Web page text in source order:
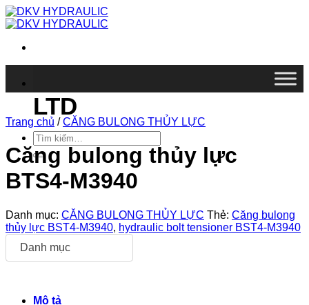
Chuyển
đến
dung
LTD
Tìm
kiếm:
Trang chủ / CĂNG BULONG THỦY LỰC
Căng bulong thủy lực
BTS4-M3940
Danh mục: CĂNG BULONG THỦY LỰC Thẻ: Căng bulong
thủy lực BST4-M3940, hydraulic bolt tensioner BST4-M3940
Danh mục
Mô tả